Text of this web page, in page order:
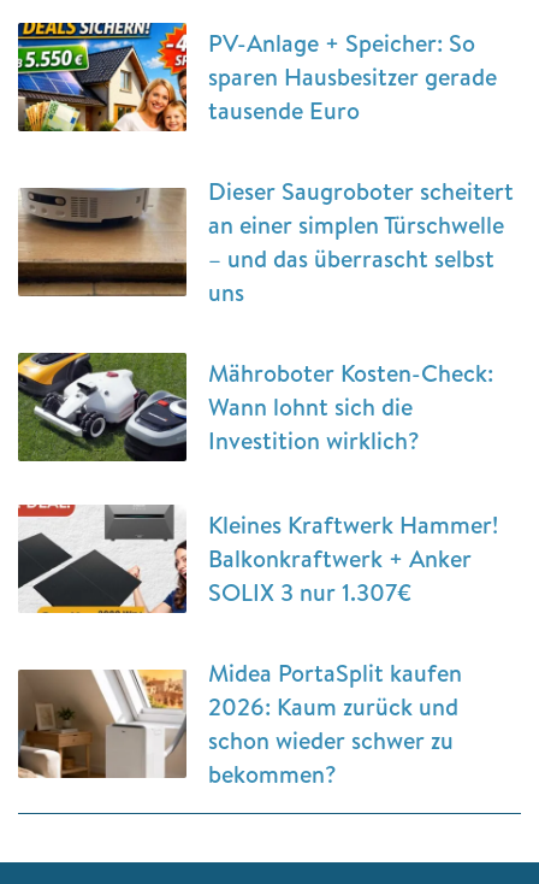
PV-Anlage + Speicher: So
sparen Hausbesitzer gerade
tausende Euro
Dieser Saugroboter scheitert
an einer simplen Türschwelle
– und das überrascht selbst
uns
Mähroboter Kosten-Check:
Wann lohnt sich die
Investition wirklich?
Kleines Kraftwerk Hammer!
Balkonkraftwerk + Anker
SOLIX 3 nur 1.307€
Midea PortaSplit kaufen
2026: Kaum zurück und
schon wieder schwer zu
bekommen?